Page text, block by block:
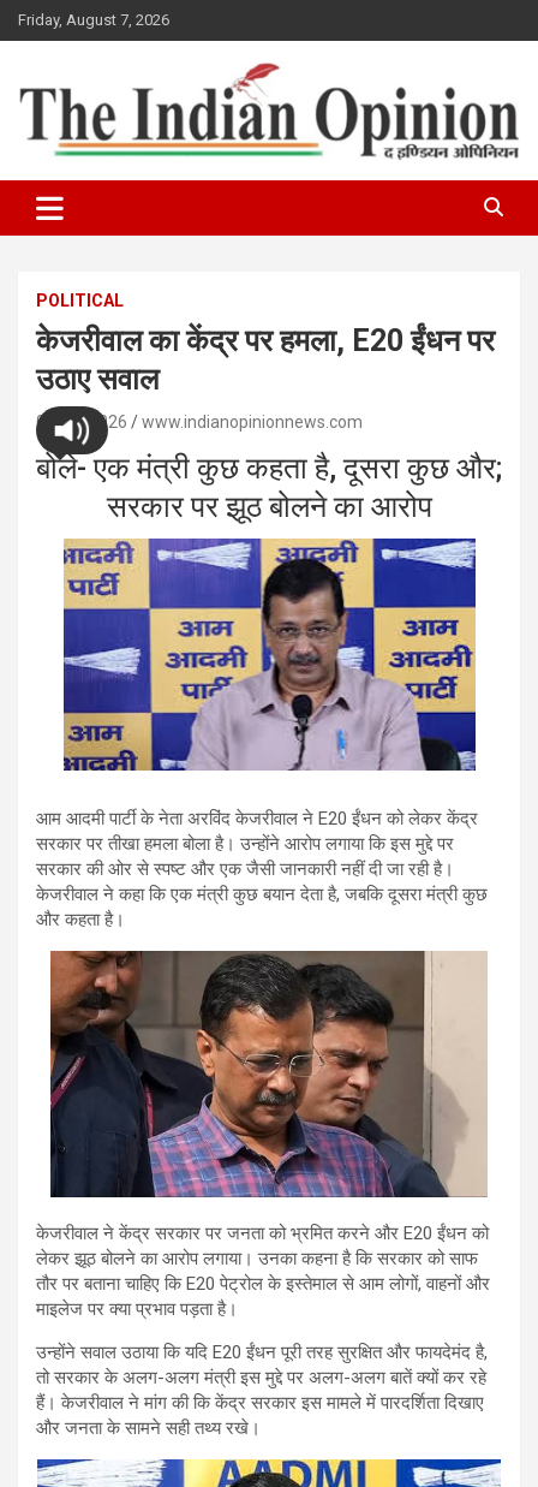
Skip
to
Friday, August 7, 2026
Indian Opinion News
POLITICAL
केजरीवाल का केंद्र पर हमला, E20 ईंधन पर
उठाए सवाल
07/07/2026 www.indianopinionnews.com
बोले- एक मंत्री कुछ कहता है, दूसरा कुछ और;
सरकार पर झूठ बोलने का आरोप
आम आदमी पार्टी के नेता अरविंद केजरीवाल ने E20 ईंधन को लेकर केंद्र
सरकार पर तीखा हमला बोला है। उन्होंने आरोप लगाया कि इस मुद्दे पर
सरकार की ओर से स्पष्ट और एक जैसी जानकारी नहीं दी जा रही है।
केजरीवाल ने कहा कि एक मंत्री कुछ बयान देता है, जबकि दूसरा मंत्री कुछ
और कहता है।
केजरीवाल ने केंद्र सरकार पर जनता को भ्रमित करने और E20 ईंधन को
लेकर झूठ बोलने का आरोप लगाया। उनका कहना है कि सरकार को साफ
तौर पर बताना चाहिए कि E20 पेट्रोल के इस्तेमाल से आम लोगों, वाहनों और
माइलेज पर क्या प्रभाव पड़ता है।
उन्होंने सवाल उठाया कि यदि E20 ईंधन पूरी तरह सुरक्षित और फायदेमंद है,
तो सरकार के अलग-अलग मंत्री इस मुद्दे पर अलग-अलग बातें क्यों कर रहे
हैं। केजरीवाल ने मांग की कि केंद्र सरकार इस मामले में पारदर्शिता दिखाए
और जनता के सामने सही तथ्य रखे।